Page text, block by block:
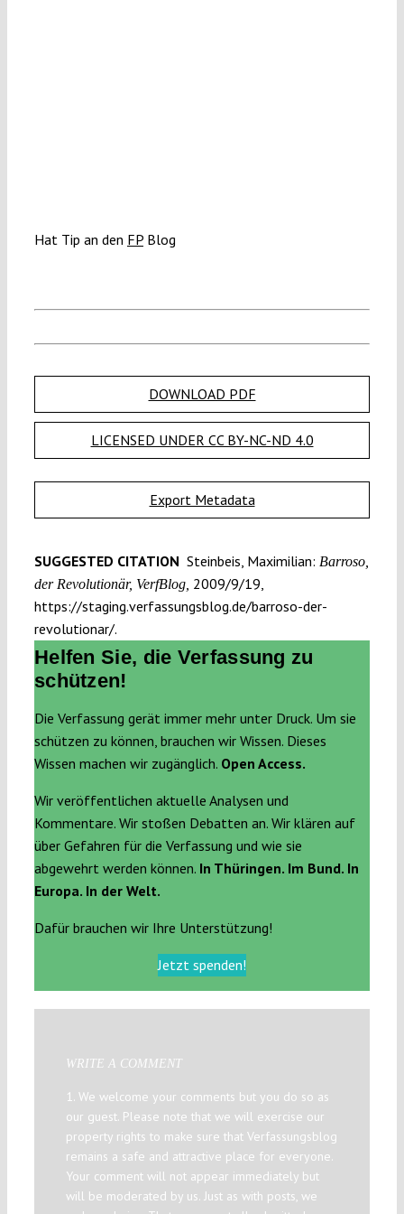
Hat Tip an den FPBlog
DOWNLOAD PDF
LICENSED UNDER CC BY-NC-ND 4.0
Export Metadata
SUGGESTED CITATION Steinbeis, Maximilian: Barroso,
der Revolutionär, VerfBlog, 2009/9/19,
https://staging.verfassungsblog.de/barroso-der-
revolutionar/.
Helfen Sie, die Verfassung zu
schützen!
Die Verfassung gerät immer mehr unter Druck. Um sie
schützen zu können, brauchen wir Wissen. Dieses
Wissen machen wir zugänglich. Open Access.
Wir veröffentlichen aktuelle Analysen und
Kommentare. Wir stoßen Debatten an. Wir klären auf
über Gefahren für die Verfassung und wie sie
abgewehrt werden können. In Thüringen. Im Bund. In
Europa. In der Welt.
Dafür brauchen wir Ihre Unterstützung!
Jetzt spenden!
WRITE A COMMENT
1. We welcome your comments but you do so as
our guest. Please note that we will exercise our
property rights to make sure that Verfassungsblog
remains a safe and attractive place for everyone.
Your comment will not appear immediately but
will be moderated by us. Just as with posts, we